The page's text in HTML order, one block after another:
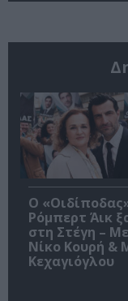
O
Ρόμπερτ Άικ
στη Στέγη –
Νίκο Κουρή &
Κεχαγιόγλου